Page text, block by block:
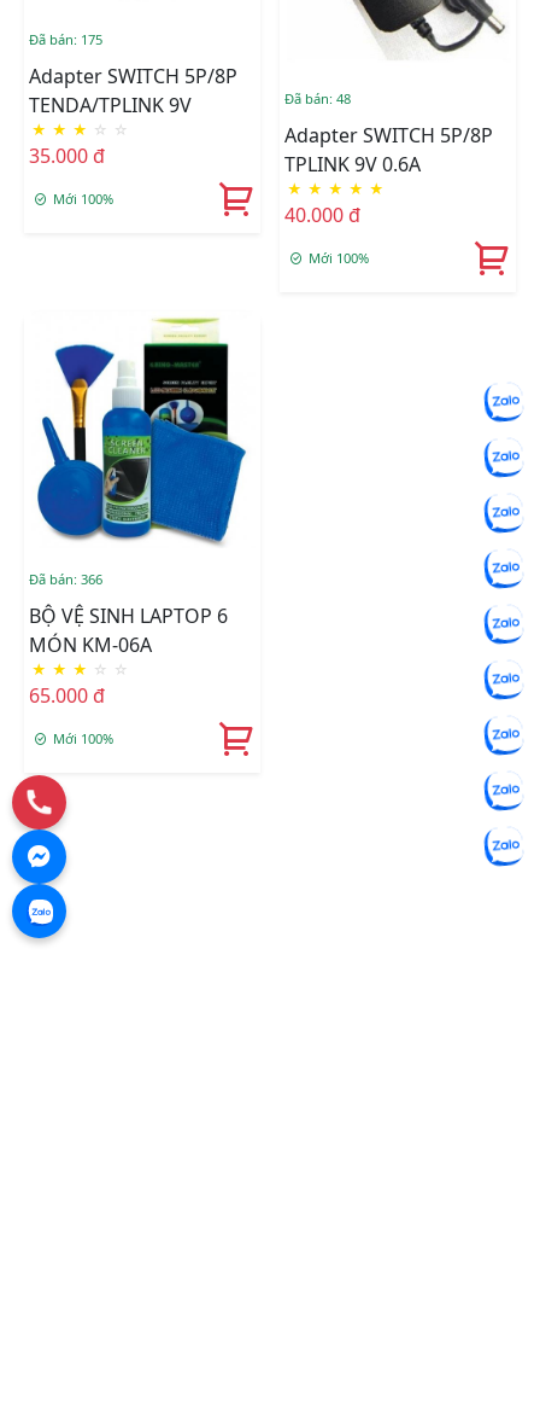
Đã bán: 175
Adapter SWITCH 5P/8P
TENDA/TPLINK 9V
★ ★ ★ ☆ ☆
35.000 đ
Mới 100%
Đã bán: 48
Adapter SWITCH 5P/8P
TPLINK 9V 0.6A
★ ★ ★ ★ ★
40.000 đ
Mới 100%
Đã bán: 366
BỘ VỆ SINH LAPTOP 6
MÓN KM-06A
★ ★ ★ ☆ ☆
65.000 đ
Mới 100%